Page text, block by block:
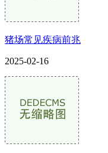
猪场常见疾病前兆
2025-02-16